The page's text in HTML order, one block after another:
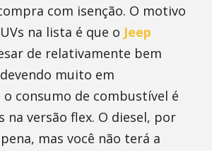
com isenção. O motivo
na lista é que o Jeep
de relativamente bem
muito em
o consumo de combustível é
na versão flex. O diesel, por
mas você não terá a